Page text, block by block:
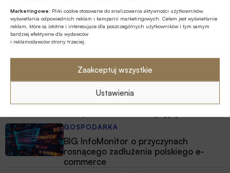
Marketingowe: Pliki cookie stosowane do analizowania aktywności użytkowników,
wyświetlania odpowiednich reklam i kampanii marketingowych. Celem jest wyświetlanie
reklam, które są istotne i interesujące dla poszczególnych użytkowników i tym samym
bardziej efektywne dla wydawców
i reklamodawców strony trzeciej.
Zaakceptuj wszystkie
Ustawienia
zł
ESG
Fale upałów nie są wyłącznie
Minister finansów i gospodarki nie
wyklucza kolejnych po OKI propozycji
GOSPODARKA
BIG InfoMonitor o przyczynach
rosnącego zadłużenia polskiego e-
commerce